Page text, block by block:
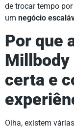
de trocar tempo
um negócio
Por que
Millbody
certa e
Olha, existem